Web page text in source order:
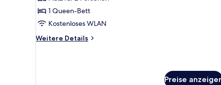
1 Queen-Bett
Kostenloses WLAN
Weitere Details
Weitere
Preise